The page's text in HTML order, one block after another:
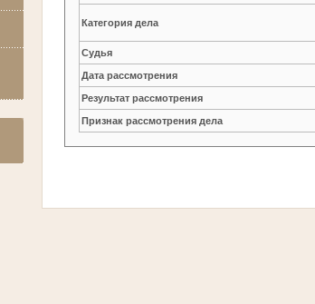
Категория дела
Судья
Дата рассмотрения
Результат рассмотрения
Признак рассмотрения дела